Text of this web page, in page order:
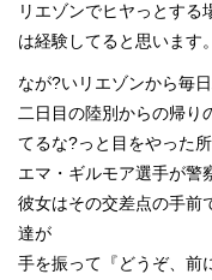
リエゾンでヒヤっとする
は経験してると思います。
なが?いリエゾンから毎
二日目の陸別からの帰り
てるな?っと目をやった所
エマ・ギルモア選手が警
彼女はその交差点の手前
達が
手を振って『どうぞ、前